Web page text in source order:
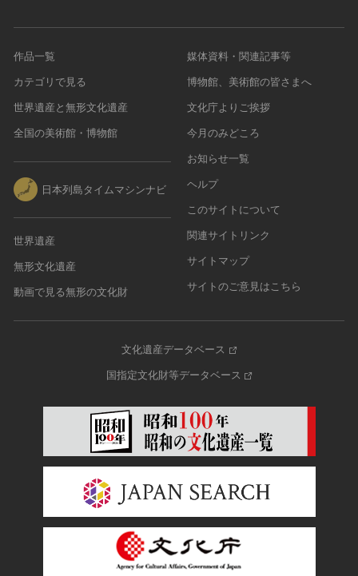
作品一覧
カテゴリで見る
世界遺産と無形文化遺産
全国の美術館・博物館
日本列島タイムマシンナビ
世界遺産
無形文化遺産
動画で見る無形の文化財
媒体資料・関連記事等
博物館、美術館の皆さまへ
文化庁よりご挨拶
今月のみどころ
お知らせ一覧
ヘルプ
このサイトについて
関連サイトリンク
サイトマップ
サイトのご意見はこちら
文化遺産データベース
国指定文化財等データベース